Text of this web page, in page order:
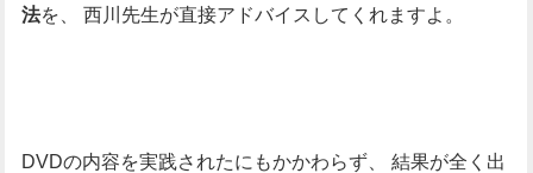
法を、 西川先生が直接アドバイスしてくれますよ。
DVDの内容を実践されたにもかかわらず、
結果が全く出